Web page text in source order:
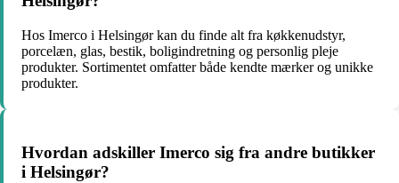
Hos Imerco i Helsingør kan du finde alt fra køkkenudstyr,
porcelæn, glas, bestik, boligindretning og personlig pleje
produkter. Sortimentet omfatter både kendte mærker og unikke
produkter.
Hvordan adskiller Imerco sig fra andre butikker
i Helsingør?